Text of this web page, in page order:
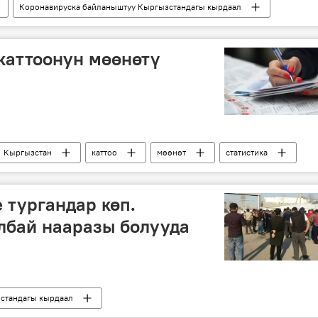
Коронавируска байланыштуу Кыргызстандагы кырдаал
Коом АКШ коронавирус
жаран
мөөнөтү
Кыргызстан каттоо мөөнөт статистика
тургандар көп.
нааразы болууда
кырдаал